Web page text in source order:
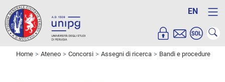
EN
Home Ateneo Concorsi Assegni di ricerca Bandi e procedure